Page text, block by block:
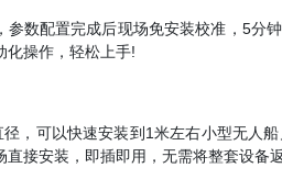
参数配置完成后现场免安装校准，5分
化操作，轻松上手!
，可以快速安装到1米左右小型无人
接安装，即插即用，无需将整套设备